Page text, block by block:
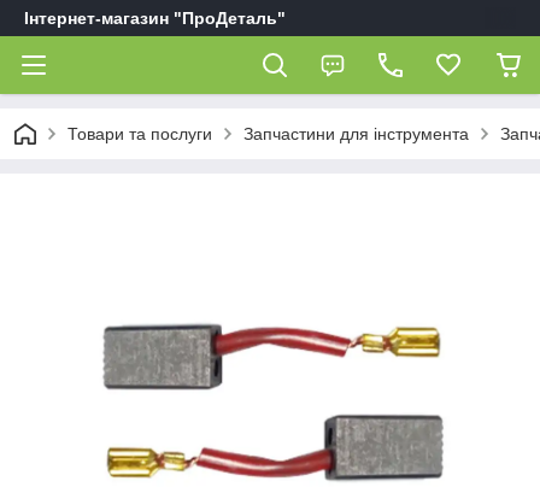
Інтернет-магазин "ПроДеталь"
Товари та послуги Запчастини для інструмента